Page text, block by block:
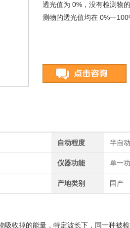
透光值为 0%，没有检测物
测物的透光值均在 0%一
自动程度 半自
仪器功能 单一
产地类别 国产
吸收掉的能量，特定波长下，同一种被